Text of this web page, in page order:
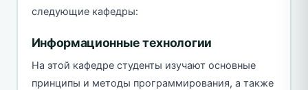
следующие кафедры:
Информационные технологии
На этой кафедре студенты изучают основные
принципы и методы программирования, а также